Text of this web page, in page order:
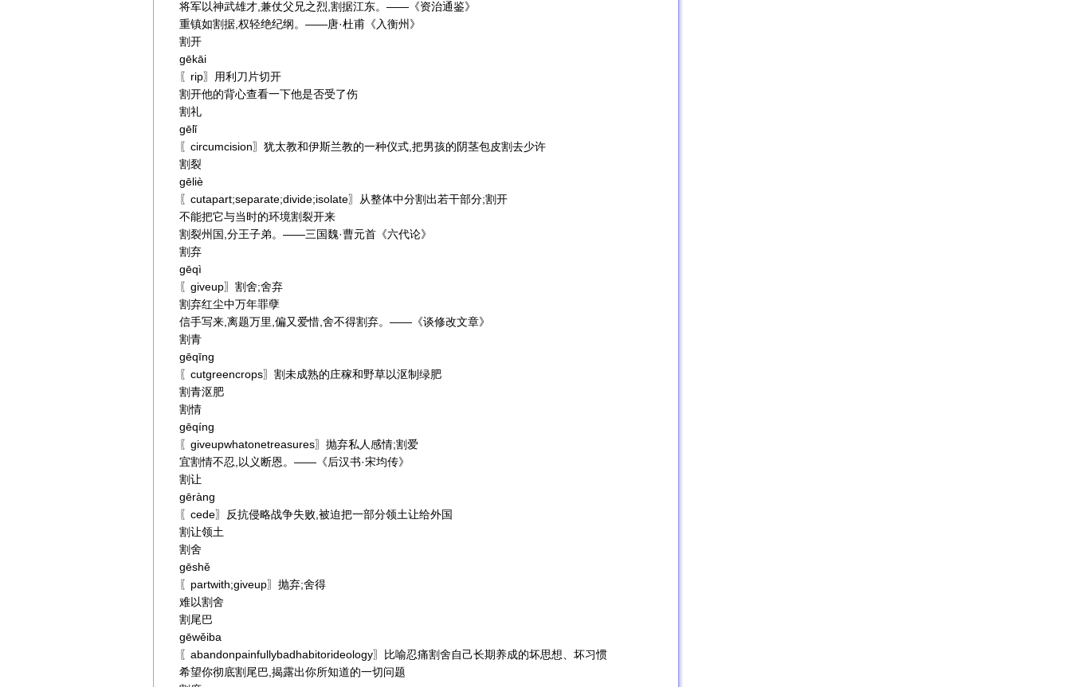
将军以神武雄才,兼仗父兄之烈,割据江东。——《资治通鉴》
重镇如割据,权轻绝纪纲。——唐·杜甫《入衡州》
割开
gēkāi
〖rip〗用利刀片切开
割开他的背心查看一下他是否受了伤
割礼
gēlǐ
〖circumcision〗犹太教和伊斯兰教的一种仪式,把男孩的阴茎包皮割去少许
割裂
gēliè
〖cutapart;separate;divide;isolate〗从整体中分割出若干部分;割开
不能把它与当时的环境割裂开来
割裂州国,分王子弟。——三国魏·曹元首《六代论》
割弃
gēqì
〖giveup〗割舍;舍弃
割弃红尘中万年罪孽
信手写来,离题万里,偏又爱惜,舍不得割弃。——《谈修改文章》
割青
gēqīng
〖cutgreencrops〗割未成熟的庄稼和野草以沤制绿肥
割青沤肥
割情
gēqíng
〖giveupwhatonetreasures〗抛弃私人感情;割爱
宜割情不忍,以义断恩。——《后汉书·宋均传》
割让
gēràng
〖cede〗反抗侵略战争失败,被迫把一部分领土让给外国
割让领土
割舍
gēshě
〖partwith;giveup〗抛弃;舍得
难以割舍
割尾巴
gēwěiba
〖abandonpainfullybadhabitorideology〗比喻忍痛割舍自己长期养成的坏思想、坏习惯
希望你彻底割尾巴,揭露出你所知道的一切问题